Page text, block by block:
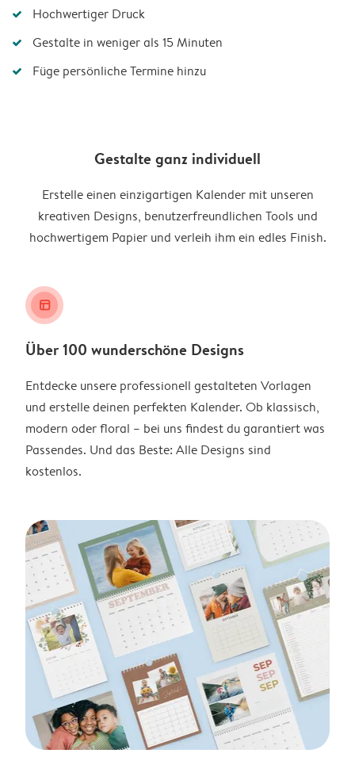
Hochwertiger Druck
Gestalte in weniger als 15 Minuten
Füge persönliche Termine hinzu
Gestalte ganz individuell
Erstelle einen einzigartigen Kalender mit unseren
kreativen Designs, benutzerfreundlichen Tools und
hochwertigem Papier und verleih ihm ein edles Finish.
layout_alt
Über 100 wunderschöne Designs
Entdecke unsere professionell gestalteten Vorlagen
und erstelle deinen perfekten Kalender. Ob klassisch,
modern oder floral – bei uns findest du garantiert was
Passendes. Und das Beste: Alle Designs sind
kostenlos.